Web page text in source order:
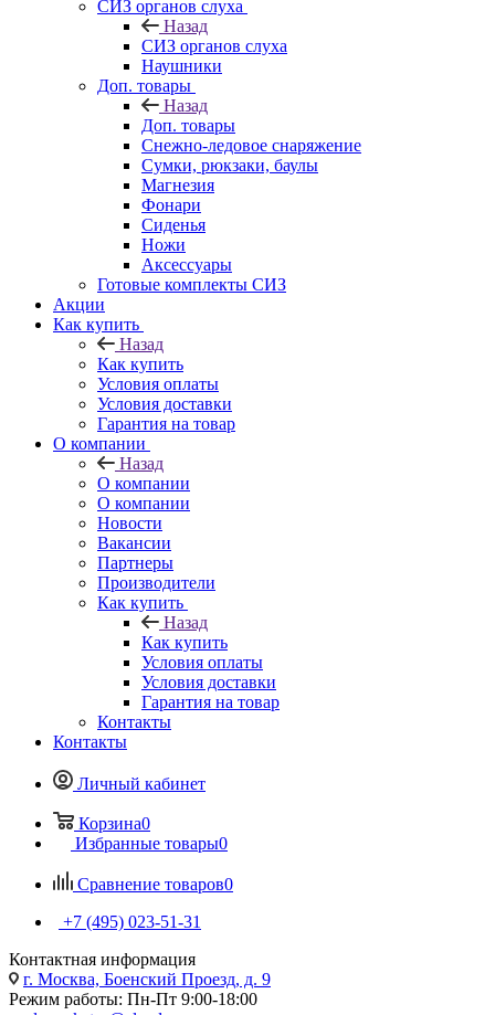
СИЗ органов слуха
Назад
СИЗ органов слуха
Наушники
Доп. товары
Назад
Доп. товары
Снежно-ледовое снаряжение
Сумки, рюкзаки, баулы
Магнезия
Фонари
Сиденья
Ножи
Аксессуары
Готовые комплекты СИЗ
Акции
Как купить
Назад
Как купить
Условия оплаты
Условия доставки
Гарантия на товар
О компании
Назад
О компании
О компании
Новости
Вакансии
Партнеры
Производители
Как купить
Назад
Как купить
Условия оплаты
Условия доставки
Гарантия на товар
Контакты
Контакты
Личный кабинет
Корзина0
Избранные товары0
Сравнение товаров0
+7 (495) 023-51-31
Контактная информация
г. Москва, Боенский Проезд, д. 9
Режим работы: Пн-Пт 9:00-18:00